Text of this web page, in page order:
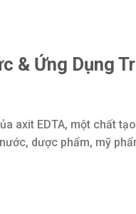
& Ứng Dụng
axit EDTA, một chất
dược phẩm, mỹ